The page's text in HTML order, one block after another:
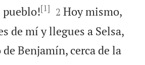
pueblo![1] 

2 Hoy mismo,
de mí y llegues a Selsa,
Benjamín, cerca de la